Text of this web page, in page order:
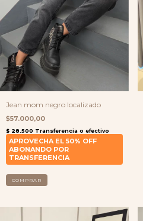
Jean mom negro localizado
$57.000,00
COMPRAR